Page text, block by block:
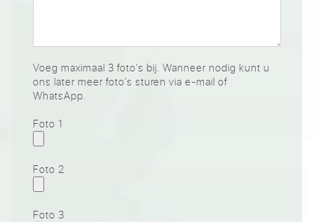
Voeg maximaal 3 foto's bij. Wanneer nodig kunt u
ons later meer foto's sturen via e-mail of
WhatsApp.
Foto 1
Foto 2
Foto 3